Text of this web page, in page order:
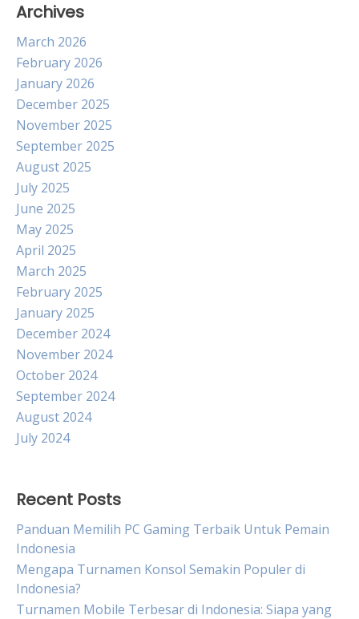
Archives
March 2026
February 2026
January 2026
December 2025
November 2025
September 2025
August 2025
July 2025
June 2025
May 2025
April 2025
March 2025
February 2025
January 2025
December 2024
November 2024
October 2024
September 2024
August 2024
July 2024
Recent Posts
Panduan Memilih PC Gaming Terbaik Untuk Pemain
Indonesia
Mengapa Turnamen Konsol Semakin Populer di
Indonesia?
Turnamen Mobile Terbesar di Indonesia: Siapa yang